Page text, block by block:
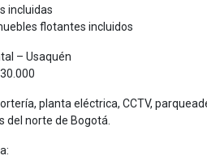
incluidas
flotantes incluidos
– Usaquén
planta eléctrica, CCTV,
del norte de Bogotá.